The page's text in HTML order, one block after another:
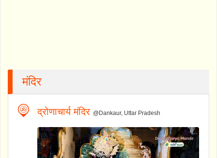
मंदिर
द्रोणाचार्य मंदिर @Dankaur, Uttar Pradesh